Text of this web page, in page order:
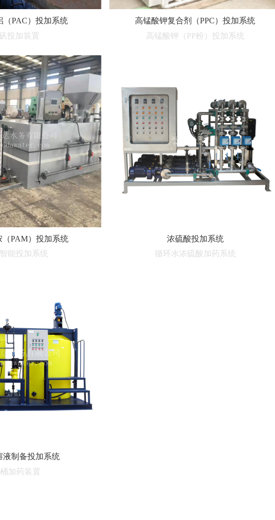
（PAC）投加系统
投加装置
高锰酸钾复合剂（PPC）投加系统
高锰酸钾（PP粉）投加系统
（PAM）投加系统
能投加系统
浓硫酸投加系统
循环水浓硫酸加药系统
液制备投加系统
桶加药装置